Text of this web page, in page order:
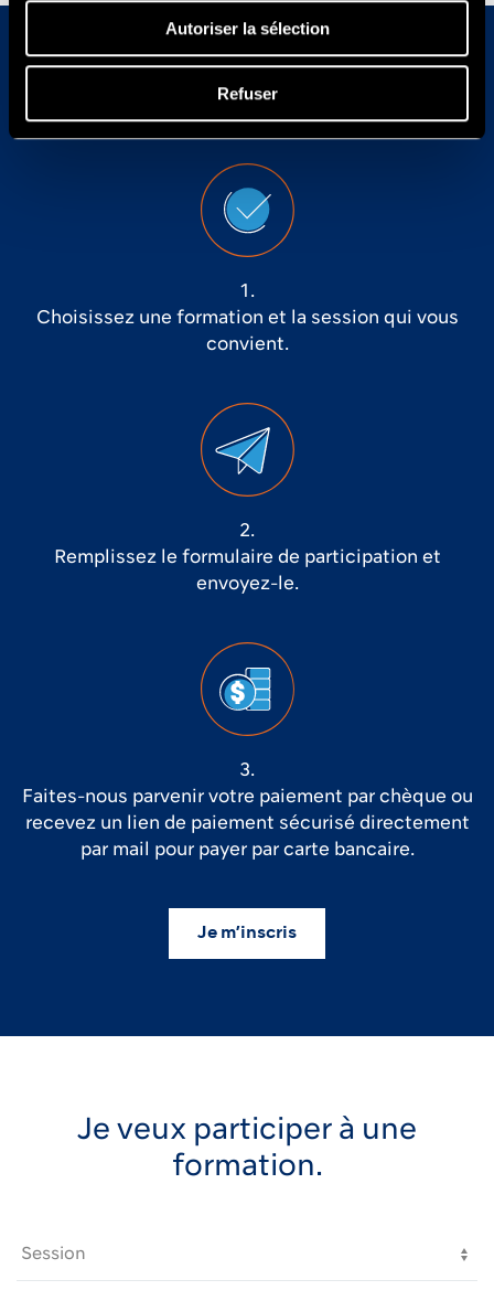
Autoriser la sélection
Refuser
Comment m’inscrire ?
1.
Choisissez une formation et la session qui vous
convient.
2.
Remplissez le formulaire de participation et
envoyez-le.
3.
Faites-nous parvenir votre paiement par chèque ou
recevez un lien de paiement sécurisé directement
par mail pour payer par carte bancaire.
Je m’inscris
Je veux participer à une
formation.